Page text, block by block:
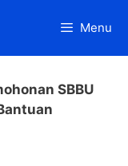
Menu
SBBU